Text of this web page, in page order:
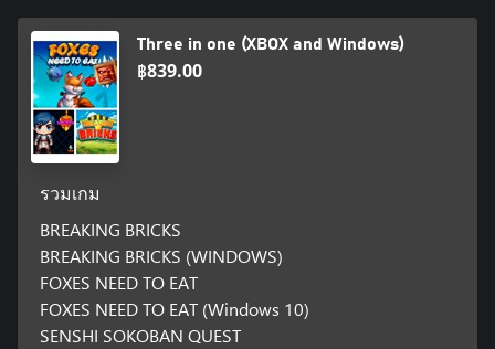
Three in one (XBOX and Windows)
฿839.00
รวมเกม
BREAKING BRICKS
BREAKING BRICKS (WINDOWS)
FOXES NEED TO EAT
FOXES NEED TO EAT (Windows 10)
SENSHI SOKOBAN QUEST